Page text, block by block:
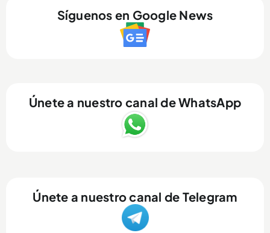
Síguenos en Google News
Únete a nuestro canal de WhatsApp
Únete a nuestro canal de Telegram